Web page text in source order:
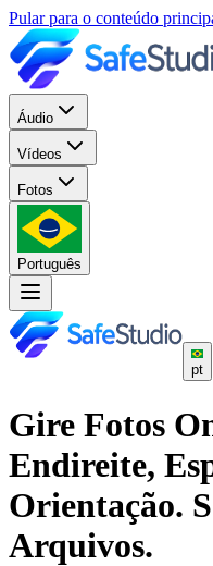
Pular para o conteúdo
Áudio
Vídeos
Fotos
Português
pt
Gire Fotos
Endireite,
Orientação.
Arquivos.